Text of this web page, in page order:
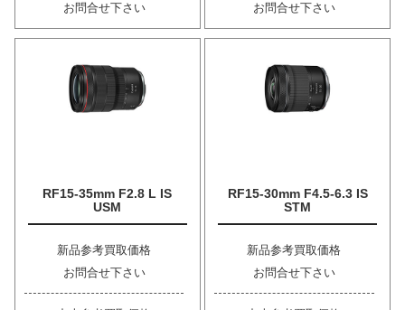
お問合せ下さい
お問合せ下さい
RF15-35mm F2.8 L IS
USM
新品参考買取価格
お問合せ下さい
RF15-30mm F4.5-6.3 IS
STM
新品参考買取価格
お問合せ下さい